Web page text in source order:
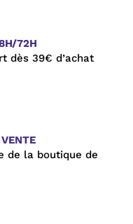
72H
dès 39€ d’achat
de la boutique de